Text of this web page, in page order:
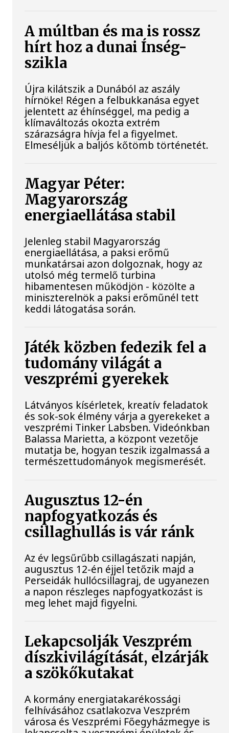
A múltban és ma is rossz
hírt hoz a dunai Ínség-
szikla
Újra kilátszik a Dunából az aszály
hírnöke! Régen a felbukkanása egyet
jelentett az éhínséggel, ma pedig a
klímaváltozás okozta extrém
szárazságra hívja fel a figyelmet.
Elmeséljük a baljós kőtömb történetét.
Magyar Péter:
Magyarország
energiaellátása stabil
Jelenleg stabil Magyarország
energiaellátása, a paksi erőmű
munkatársai azon dolgoznak, hogy az
utolsó még termelő turbina
hibamentesen működjön - közölte a
miniszterelnök a paksi erőműnél tett
keddi látogatása során.
Játék közben fedezik fel a
tudomány világát a
veszprémi gyerekek
Látványos kísérletek, kreatív feladatok
és sok-sok élmény várja a gyerekeket a
veszprémi Tinker Labsben. Videónkban
Balassa Marietta, a központ vezetője
mutatja be, hogyan teszik izgalmassá a
természettudományok megismerését.
Augusztus 12-én
napfogyatkozás és
csillaghullás is vár ránk
Az év legsűrűbb csillagászati napján,
augusztus 12-én éjjel tetőzik majd a
Perseidák hullócsillagraj, de ugyanezen
a napon részleges napfogyatkozást is
meg lehet majd figyelni.
Lekapcsolják Veszprém
díszkivilágítását, elzárják
a szökőkutakat
A kormány energiatakarékossági
felhívásához csatlakozva Veszprém
városa és Veszprémi Főegyházmegye is